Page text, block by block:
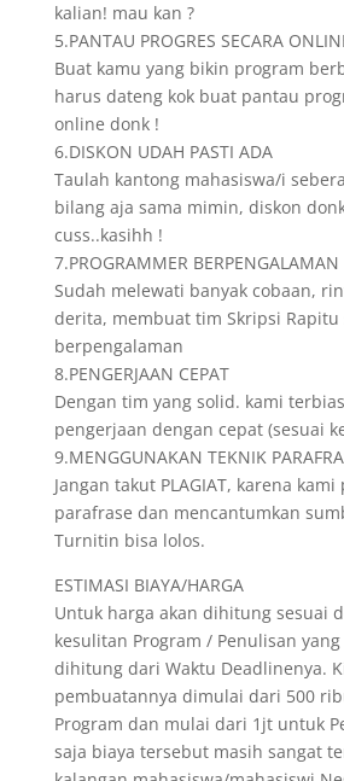
kalian! mau kan ?
5.PANTAU PROGRES SECARA
Buat kamu yang bikin program
harus dateng kok buat pantau
online donk !
6.DISKON UDAH PASTI ADA
Taulah kantong mahasiswa/i
bilang aja sama mimin, diskon
cuss..kasihh !
7.PROGRAMMER BERPENGALAMAN
Sudah melewati banyak cobaan,
derita, membuat tim Skripsi Rapitu
berpengalaman
8.PENGERJAAN CEPAT
Dengan tim yang solid. kami
pengerjaan dengan cepat (sesuai
9.MENGGUNAKAN TEKNIK
Jangan takut PLAGIAT, karena
parafrase dan mencantumkan
Turnitin bisa lolos.
ESTIMASI BIAYA/HARGA
Untuk harga akan dihitung sesuai
kesulitan Program / Penulisan
dihitung dari Waktu Deadlinenya.
pembuatannya dimulai dari 500
Program dan mulai dari 1jt untuk
saja biaya tersebut masih sangat